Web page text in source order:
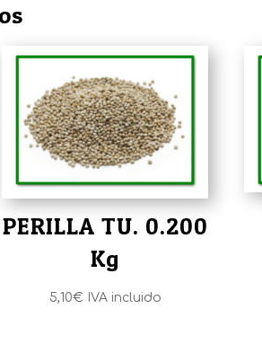
PERILLA TU. 0.200
Kg
5,10€ IVA incluido